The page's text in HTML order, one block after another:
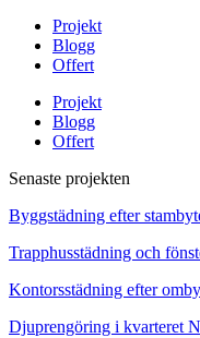
Projekt
Blogg
Offert
Projekt
Blogg
Offert
Senaste projekten
Byggstädning efter
Trapphusstädning och
Kontorsstädning efter
Djuprengöring i kvarteret